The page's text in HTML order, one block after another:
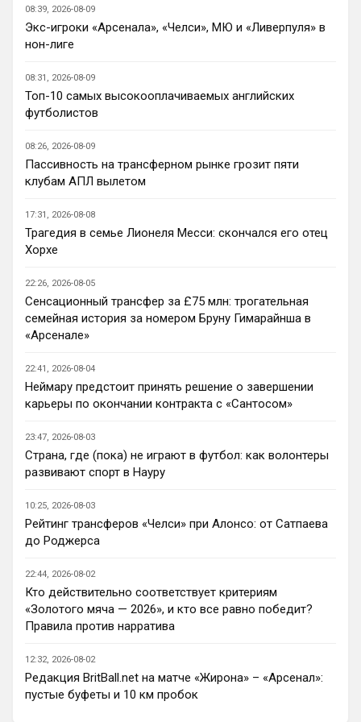
08:39, 2026-08-09
Экс-игроки «Арсенала», «Челси», МЮ и «Ливерпуля» в
нон-лиге
08:31, 2026-08-09
Топ-10 самых высокооплачиваемых английских
футболистов
08:26, 2026-08-09
Пассивность на трансферном рынке грозит пяти
клубам АПЛ вылетом
17:31, 2026-08-08
Трагедия в семье Лионеля Месси: скончался его отец
Хорхе
22:26, 2026-08-05
Сенсационный трансфер за £75 млн: трогательная
семейная история за номером Бруну Гимарайнша в
«Арсенале»
22:41, 2026-08-04
Неймару предстоит принять решение о завершении
карьеры по окончании контракта с «Сантосом»
23:47, 2026-08-03
Страна, где (пока) не играют в футбол: как волонтеры
развивают спорт в Науру
10:25, 2026-08-03
Рейтинг трансферов «Челси» при Алонсо: от Сатпаева
до Роджерса
22:44, 2026-08-02
Кто действительно соответствует критериям
«Золотого мяча — 2026», и кто все равно победит?
Правила против нарратива
12:32, 2026-08-02
Редакция BritBall.net на матче «Жирона» – «Арсенал»:
пустые буфеты и 10 км пробок
Ответ для Канонир
я переживаю, что он выжил все из
команды, поэтому сейчас он сам не
понимает, кто именно нужен и что усилить.
самые слабые, вон Шпоры не плохо
укрепляются, МС втихую играет на ТО,
что мне кажется ошибка на фоне ухода
ученика )
Канонир• 20:37
Как здесь отсортировать мне нужные
Канонир• 20:38
Ответ для Аристократ
слабые, вон Шпоры не плохо укрепляются,
МС втихую играет на ТО, что мне кажется
петушья да, сильными становятся с
каждым днем, но от этого еще
интереснее с ним наши дерби будут, к
проектом (скупочным), ведь когда он не
заработает, встать будет гораздо
сложнее, чем после сезона, где они не
Аристократ• 20:43
Ответ для Канонир
днем, но от этого еще интереснее с ним
наши дерби будут, к тому же всегда интер
Согласен, с нуля проще строить, чем
перестраивать
Britball• 20:54
Ответ для Канонир
Как здесь отсортировать мне нужные
новости, есть такие функции?
• 20:54
в меню есть клубы. В клубах в закладки